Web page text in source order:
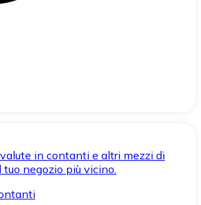
in contanti e altri mezzi di
negozio più vicino.